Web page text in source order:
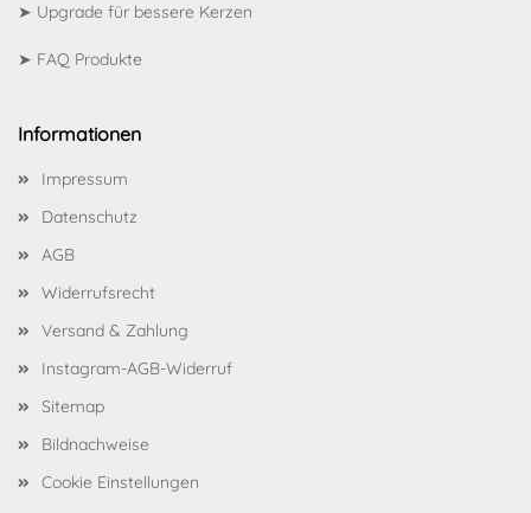
➤ Upgrade für bessere Kerzen
➤ FAQ Produkte
Informationen
Impressum
Datenschutz
AGB
Widerrufsrecht
Versand & Zahlung
Instagram-AGB-Widerruf
Sitemap
Bildnachweise
Cookie Einstellungen